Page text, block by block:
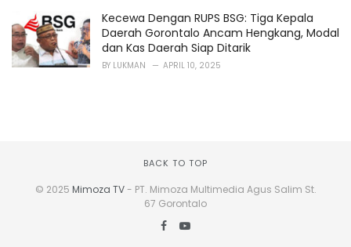
Kecewa Dengan RUPS BSG: Tiga Kepala
Daerah Gorontalo Ancam Hengkang, Modal
dan Kas Daerah Siap Ditarik
BY LUKMAN APRIL 10, 2025
BACK TO TOP
© 2025 Mimoza TV- PT. Mimoza Multimedia Agus Salim St.
67 Gorontalo